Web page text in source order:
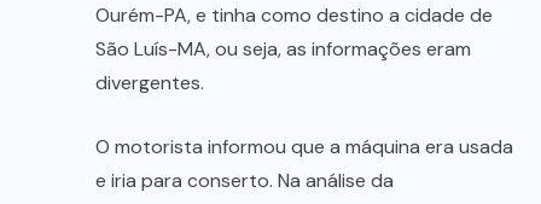
Ourém-PA, e tinha como destino a cidade de
São Luís-MA, ou seja, as informações eram
divergentes.
O motorista informou que a máquina era usada
e iria para conserto. Na análise da